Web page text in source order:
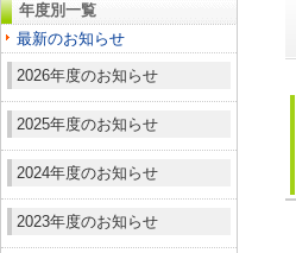
年度別一覧
最新のお知らせ
2026年度のお知らせ
2025年度のお知らせ
2024年度のお知らせ
2023年度のお知らせ